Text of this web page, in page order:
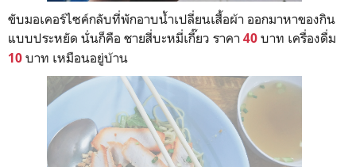
ขับมอเคอร์ไซค์กลับที่พักอาบน้ำเปลี่ยนเสื้อผ้า ออกมาหาของกิน
แบบประหยัด นั่นก็คือ ชายสี่บะหมี่เกี๊ยว ราคา 40 บาท เครื่องดื่ม
10 บาท เหมือนอยู่บ้าน